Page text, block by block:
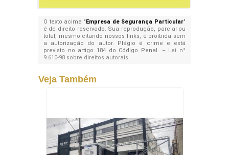
O texto acima "Empresa de Segurança Particular"
é de direito reservado. Sua reprodução, parcial ou
total, mesmo citando nossos links, é proibida sem
a autorização do autor. Plágio é crime e está
previsto no artigo 184 do Código Penal. – Lei n°
9.610-98 sobre direitos autorais.
Veja Também